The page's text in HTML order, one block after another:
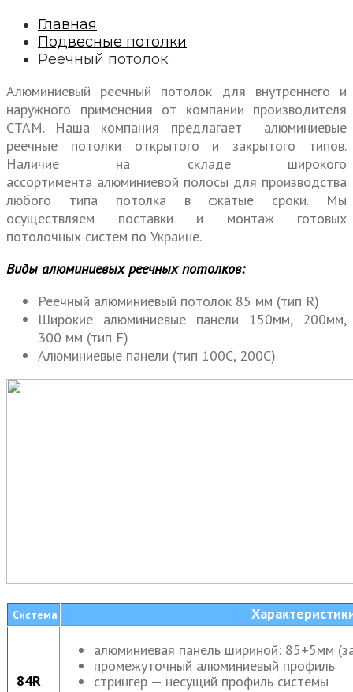
Главная
Подвесные потолки
Реечный потолок
Алюминиевый реечный потолок для внутреннего и
наружного применения от компании производителя
СТАМ. Наша компания предлагает алюминиевые
реечные потолки открытого и закрытого типов.
Наличие на складе широкого
ассортимента алюминиевой полосы для производства
любого типа потолка в сжатые сроки. Мы
осуществляем поставки и монтаж готовых
потолочных систем по Украине.
Виды алюминиевых реечных потолков:
Реечный алюминиевый потолок 85 мм (тип R)
Широкие алюминиевые панели 150мм, 200мм,
300 мм (тип F)
Алюминиевые панели (тип 100С, 200С)
Система
84R
алюминиевая панель шириной: 85+5мм
промежуточный алюминиевый профиль
стрингер — несущий профиль системы